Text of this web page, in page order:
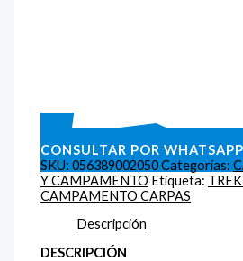
CONSULTAR POR WHATSAPP
SKU:056389002050Categorías:
Y CAMPAMENTO Etiqueta:
CAMPAMENTO CARPAS
Descripción
DESCRIPCIÓN